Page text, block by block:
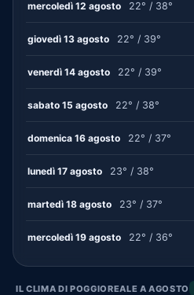
mercoledì 12 agosto 22° / 38°
giovedì 13 agosto 22° / 39°
venerdì 14 agosto 22° / 39°
sabato 15 agosto 22° / 38°
domenica 16 agosto 22° / 37°
lunedì 17 agosto 23° / 38°
martedì 18 agosto 23° / 37°
mercoledì 19 agosto 22° / 36°
IL CLIMA DI POGGIOREALE A AGOSTO